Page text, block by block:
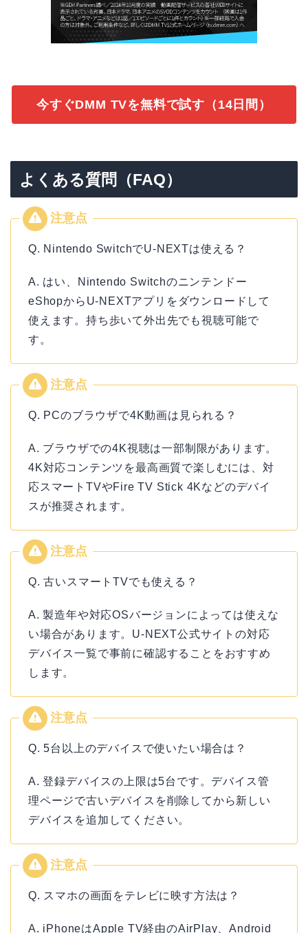
今すぐDMM TVを無料で試す（14日間）
よくある質問（FAQ）
Q. Nintendo SwitchでU-NEXTは使える？
A. はい、Nintendo Switchのニンテンドー
eShopからU-NEXTアプリをダウンロードして
使えます。持ち歩いて外出先でも視聴可能で
す。
Q. PCのブラウザで4K動画は見られる？
A. ブラウザでの4K視聴は一部制限があります。
4K対応コンテンツを最高画質で楽しむには、対
応スマートTVやFire TV Stick 4Kなどのデバイ
スが推奨されます。
Q. 古いスマートTVでも使える？
A. 製造年や対応OSバージョンによっては使えな
い場合があります。U-NEXT公式サイトの対応
デバイス一覧で事前に確認することをおすすめ
します。
Q. 5台以上のデバイスで使いたい場合は？
A. 登録デバイスの上限は5台です。デバイス管
理ページで古いデバイスを削除してから新しい
デバイスを追加してください。
Q. スマホの画面をテレビに映す方法は？
A. iPhoneはApple TV経由のAirPlay、Android